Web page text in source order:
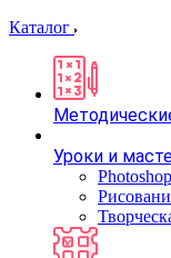
Каталог
Уроки и